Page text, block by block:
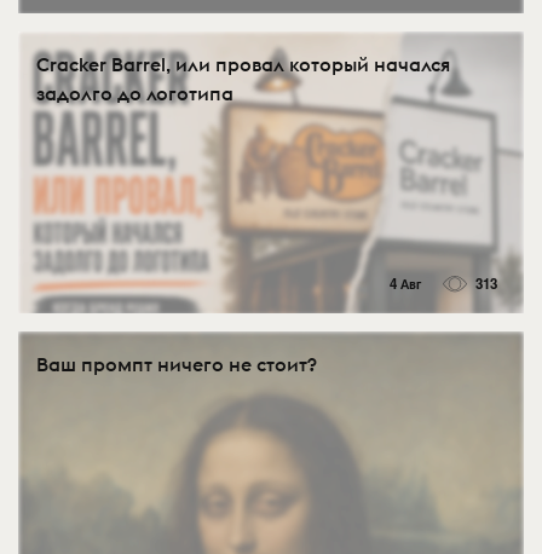
Cracker Barrel, или провал который начался
задолго до логотипа
4 Авг 313
Ваш промпт ничего не стоит?